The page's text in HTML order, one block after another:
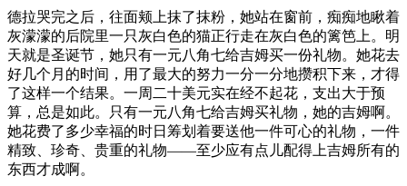
德拉哭完之后，往面颊上抹了抹粉，她站在窗前，痴痴地瞅着
灰濛濛的后院里一只灰白色的猫正行走在灰白色的篱笆上。明
天就是圣诞节，她只有一元八角七给吉姆买一份礼物。她花去
好几个月的时间，用了最大的努力一分一分地攒积下来，才得
了这样一个结果。一周二十美元实在经不起花，支出大于预
算，总是如此。只有一元八角七给吉姆买礼物，她的吉姆啊。
她花费了多少幸福的时日筹划着要送他一件可心的礼物，一件
精致、珍奇、贵重的礼物——至少应有点儿配得上吉姆所有的
东西才成啊。